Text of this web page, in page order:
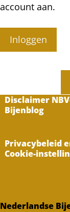
account aan.
Inloggen
Disclaimer
Bijenblog
Privacybeleid
Cookie-
Nederlandse